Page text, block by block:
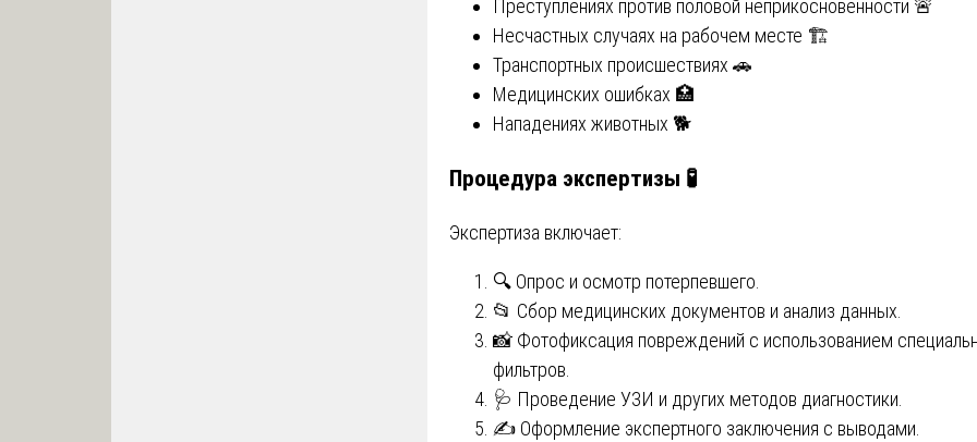
Преступлениях против половой неприкосновенности 🚨
Несчастных случаях на рабочем месте 🏗️
Транспортных происшествиях 🚗
Медицинских ошибках 🏥
Нападениях животных 🐕
Процедура экспертизы 🧪
Экспертиза включает:
🔍 Опрос и осмотр потерпевшего.
📂 Сбор медицинских документов и анализ данных.
📸 Фотофиксация повреждений с использованием
фильтров.
🩺 Проведение УЗИ и других методов диагностики.
✍️ Оформление экспертного заключения с выводами.